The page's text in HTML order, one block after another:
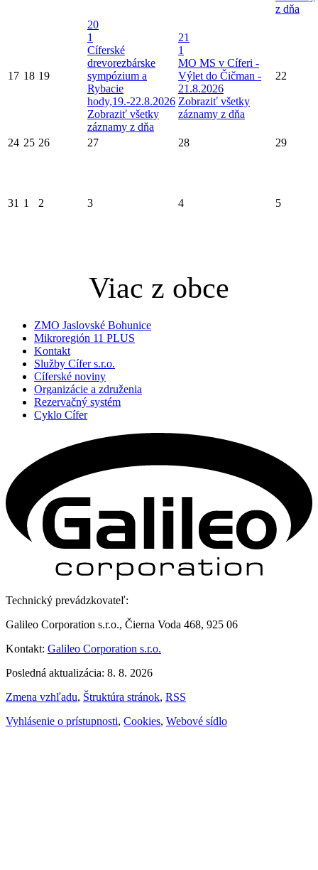
z dňa
17 18 19
20
1
Cíferské
drevorezbárske
sympózium a
Rybacie
hody,19.-22.8.2026
Zobraziť všetky
záznamy z dňa
21
1
MO MS v Cíferi -
Výlet do Čičman -
21.8.2026
Zobraziť všetky
záznamy z dňa
22
24 25 26 27 28 29
31 1 2 3 4 5
Viac z obce
ZMO Jaslovské Bohunice
Mikroregión 11 PLUS
Kontakt
Služby Cífer s.r.o.
Cíferské noviny
Organizácie a združenia
Rezervačný systém
Cyklo Cífer
Technický prevádzkovateľ:
Galileo Corporation s.r.o., Čierna Voda 468, 925 06
Kontakt: Galileo Corporation s.r.o.
Posledná aktualizácia: 8. 8. 2026
Zmena vzhľadu, Štruktúra stránok, RSS
Vyhlásenie o prístupnosti, Cookies, Webové sídlo